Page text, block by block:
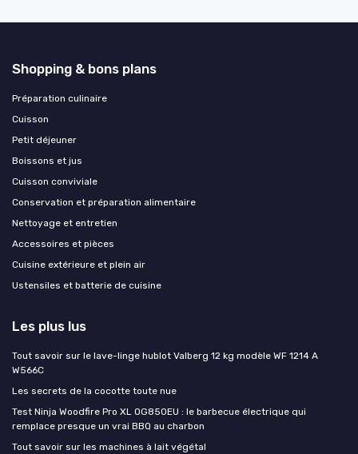
Shopping & bons plans
Préparation culinaire
Cuisson
Petit déjeuner
Boissons et jus
Cuisson conviviale
Conservation et préparation alimentaire
Nettoyage et entretien
Accessoires et pièces
Cuisine extérieure et plein air
Ustensiles et batterie de cuisine
Les plus lus
Tout savoir sur le lave-linge hublot Valberg 12 kg modèle WF 1214 A
W566C
Les secrets de la cocotte toute nue
Test Ninja Woodfire Pro XL OG850EU : le barbecue électrique qui
remplace presque un vrai BBQ au charbon
Tout savoir sur les machines à lait végétal